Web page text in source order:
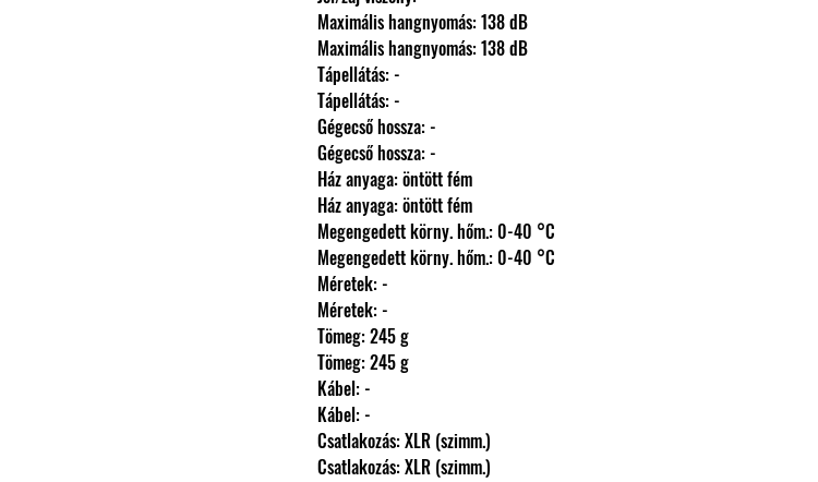
                Maximális hangnyomás: 138 dB
                Maximális hangnyomás: 138 dB
                Tápellátás: -
                Tápellátás: -
                Gégecső hossza: -
                Gégecső hossza: -
                Ház anyaga: öntött fém
                Ház anyaga: öntött fém
                Megengedett körny. hőm.: 0-40 °C
                Megengedett körny. hőm.: 0-40 °C
                Méretek: -
                Méretek: -
                Tömeg: 245 g
                Tömeg: 245 g
                Kábel: -
                Kábel: -
                Csatlakozás: XLR (szimm.)
                Csatlakozás: XLR (szimm.)